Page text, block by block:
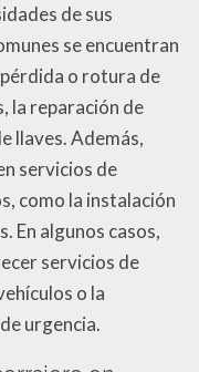
de sus
se encuentran
o rotura de
la reparación de
llaves. Además,
servicios de
como la instalación
En algunos casos,
servicios de
o la
urgencia.